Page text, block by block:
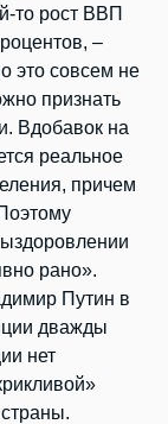
то рост ВВП
–
это совсем не
признать
Вдобавок на
реальное
причем
рано».
Путин в
дважды
нет